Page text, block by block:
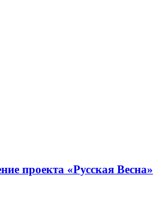
проекта «Русская Весна»